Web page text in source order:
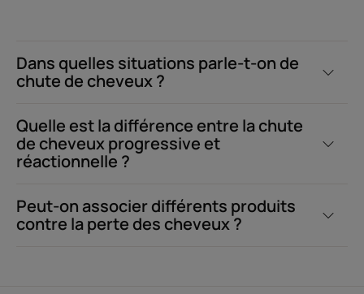
Dans quelles situations parle-t-on de
chute de cheveux ?
Quelle est la différence entre la chute
de cheveux progressive et
réactionnelle ?
Peut-on associer différents produits
contre la perte des cheveux ?